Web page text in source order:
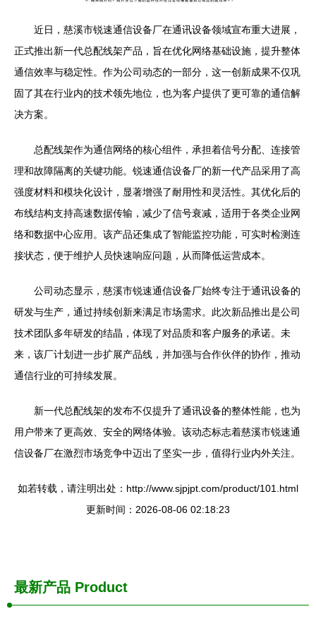
近日，慈溪市锐速通信设备厂在通讯设备领域宣布重大进展，
正式推出新一代总配线架产品，旨在优化网络基础设施，提升整体
通信效率与稳定性。作为公司动态的一部分，这一创新成果不仅巩
固了其在行业内的技术领先地位，也为客户提供了更可靠的通信解
决方案。
总配线架作为通信网络的核心组件，承担着信号分配、连接管
理和故障隔离的关键功能。锐速通信设备厂的新一代产品采用了高
强度材料和模块化设计，显著增强了耐用性和灵活性。其优化后的
布线结构支持高速数据传输，减少了信号衰减，适用于各类企业网
络和数据中心应用。该产品还集成了智能监控功能，可实时检测连
接状态，便于维护人员快速响应问题，从而降低运营成本。
公司动态显示，慈溪市锐速通信设备厂始终专注于通讯设备的
研发与生产，通过持续创新来满足市场需求。此次新品推出是公司
技术团队多年研发的结晶，体现了对品质和客户服务的承诺。未
来，该厂计划进一步扩展产品线，并加强与合作伙伴的协作，推动
通信行业的可持续发展。
新一代总配线架的发布不仅提升了通讯设备的整体性能，也为
用户带来了更高效、安全的网络体验。该动态标志着慈溪市锐速通
信设备厂在激烈市场竞争中迈出了坚实一步，值得行业内外关注。
如若转载，请注明出处：http://www.sjpjpt.com/product/101.html
更新时间：2026-08-06 02:18:23
最新产品 Product